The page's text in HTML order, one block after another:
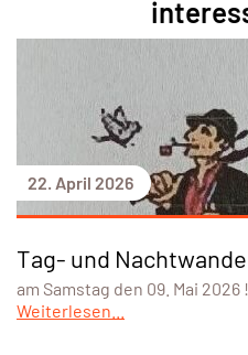
22. April 2026
Tag- und
am Samstag den 09. Mai 2026 !
Weiterlesen...